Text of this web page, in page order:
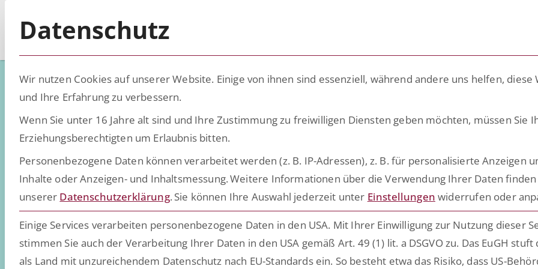
Low-Code - Deep Knowledge
Wissen, Insights und Trends rund um die Digitalisierung
daten- und dokumentenintensiver Prozesse
Datenschutz
Wir nutzen Cookies auf unserer Website. Einige von ihnen sind essenziell, während andere uns helfen, diese
und Ihre Erfahrung zu verbessern.
Wenn Sie unter 16 Jahre alt sind und Ihre Zustimmung zu freiwilligen Diensten geben möchten, müssen Sie
Erziehungsberechtigten um Erlaubnis bitten.
Personenbezogene Daten können verarbeitet werden (z. B. IP-Adressen), z. B. für personalisierte Anzeigen
Inhalte oder Anzeigen- und Inhaltsmessung.Weitere Informationen über die Verwendung Ihrer Daten finden
unserer Datenschutzerklärung. Sie können Ihre Auswahl jederzeit unter Einstellungen widerrufen oder
Einige Services verarbeiten personenbezogene Daten in den USA. Mit Ihrer Einwilligung zur Nutzung dieser
stimmen Sie auch der Verarbeitung Ihrer Daten in den USA gemäß Art. 49 (1) lit. a DSGVO zu. Das EuGH stuft
als Land mit unzureichendem Datenschutz nach EU-Standards ein. So besteht etwa das Risiko, dass US-